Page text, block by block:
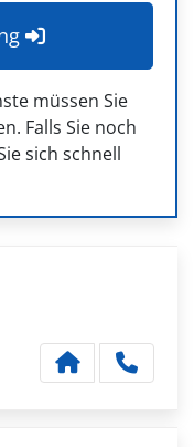
müssen Sie
Falls Sie noch
sich schnell